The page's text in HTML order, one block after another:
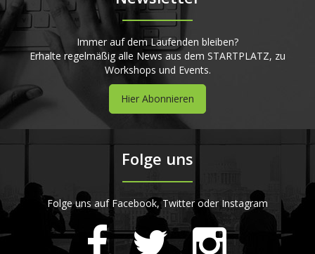
Immer auf dem Laufenden bleiben?
Erhalte regelmäßig alle News aus dem STARTPLATZ, zu
Workshops und Events.
Hier Abonnieren
Folge uns
Folge uns auf Facebook, Twitter oder Instagram